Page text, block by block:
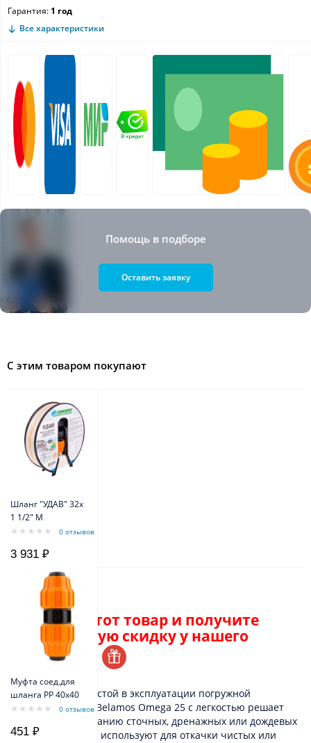
Гарантия: 1 год
Все характеристики
Помощь в подборе
Оставить заявку
С этим товаром покупают
Шланг "УДАВ" 32х
1 1/2" M
0 отзывов
3 931 ₽
Муфта соед.для
шланга РР 40х40
0 отзывов
451 ₽
Описание
Закажите этот товар и получите
персональную скидку у нашего
менеджера.
Компактный и простой в эксплуатации погружной
дренажный насос Belamos Omega 25 с легкостью решает
задачи по откачиванию сточных, дренажных или дождевых
вод. Данный насос используют для откачки чистых или